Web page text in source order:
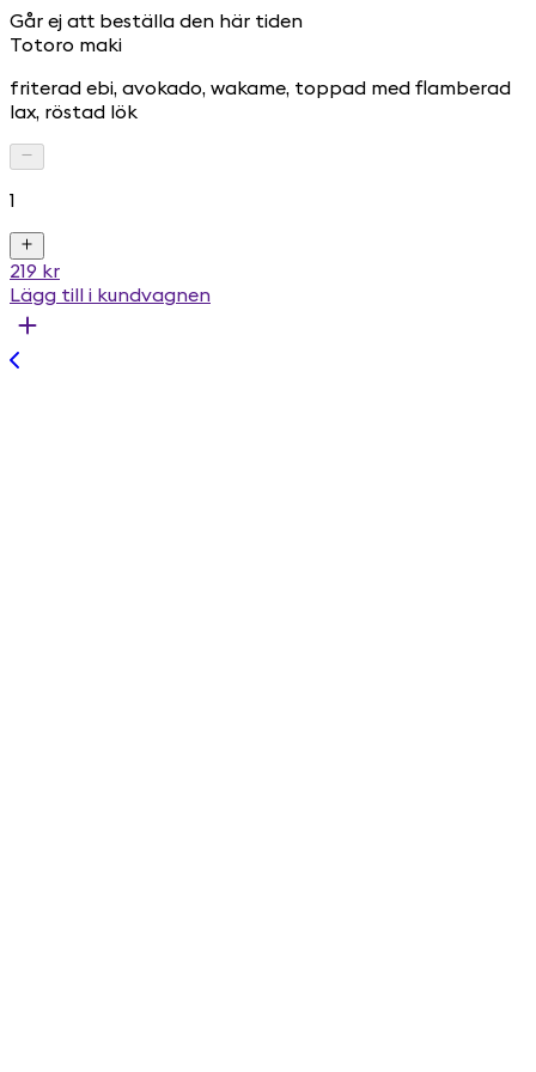
Går ej att beställa den här tiden
Totoro maki
friterad ebi, avokado, wakame, toppad med flamberad
lax, röstad lök
1
219 kr
Lägg till i kundvagnen